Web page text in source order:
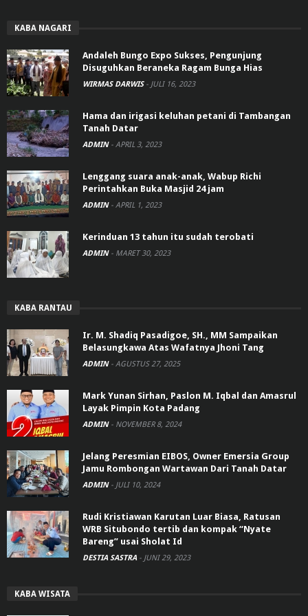
KABA NAGARI
Andaleh Bungo Expo Sukses, Pengunjung
Disuguhkan Beraneka Ragam Bunga Hias
WIRMAS DARWIS - JULI 16, 2023
Hama dan irigasi keluhan petani di Tambangan
Tanah Datar
ADMIN - APRIL 3, 2023
Lenggang suara anak-anak, Wabup Richi
Perintahkan Buka Masjid 24 jam
ADMIN - APRIL 1, 2023
Kerinduan 13 tahun itu sudah terobati
ADMIN - MARET 30, 2023
KABA RANTAU
Ir. M. Shadiq Pasadigoe, SH., MM Sampaikan
Belasungkawa Atas Wafatnya Jhoni Tang
ADMIN - AGUSTUS 27, 2025
Mark Yunan Sirhan, Paslon M. Iqbal dan Amasrul
Layak Pimpin Kota Padang
ADMIN - NOVEMBER 8, 2024
Jelang Peresmian EIBOS, Owner Emersia Group
Jamu Rombongan Wartawan Dari Tanah Datar
ADMIN - JULI 10, 2024
Rudi Kristiawan Karutan Luar Biasa, Ratusan
WRB Situbondo tertib dan kompak “Nyate
Bareng” usai Sholat Id
DESTIA SASTRA - JUNI 29, 2023
KABA WISATA